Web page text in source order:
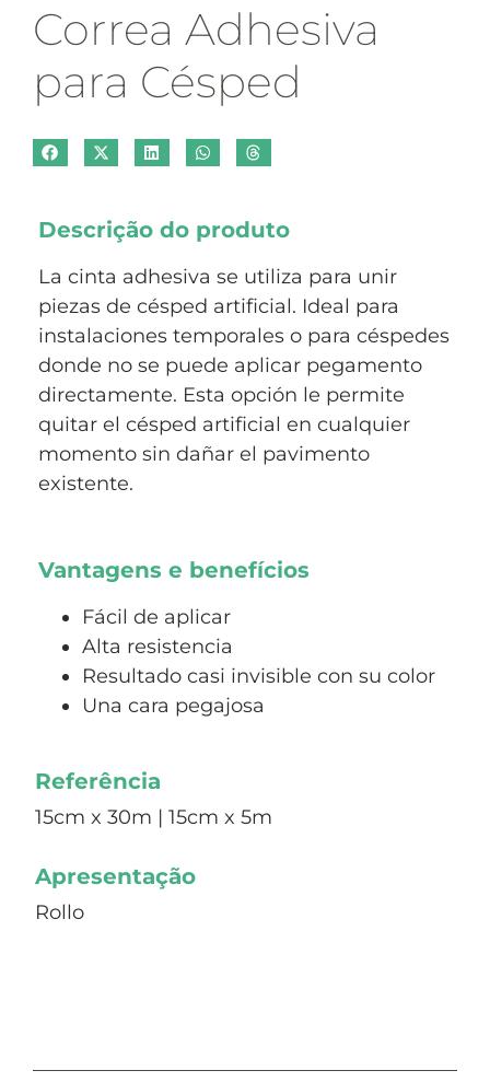
Correa Adhesiva
para Césped
Descrição do produto
La cinta adhesiva se utiliza para unir
piezas de césped artificial. Ideal para
instalaciones temporales o para céspedes
donde no se puede aplicar pegamento
directamente. Esta opción le permite
quitar el césped artificial en cualquier
momento sin dañar el pavimento
existente.
Vantagens e benefícios
Fácil de aplicar
Alta resistencia
Resultado casi invisible con su color
Una cara pegajosa
Referência
15cm x 30m | 15cm x 5m
Apresentação
Rollo